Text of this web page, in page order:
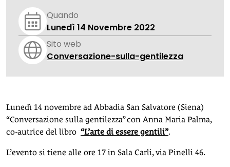
Quando
Lunedì 14 Novembre 2022
Sito web
Conversazione-sulla-gentilezza
Lunedì 14 novembre ad Abbadia San Salvatore (Siena)
“Conversazione sulla gentilezza” con Anna Maria Palma,
co-autrice del libro “L’arte di essere gentili”.
L’evento si tiene alle ore 17 in Sala Carli, via Pinelli 46.